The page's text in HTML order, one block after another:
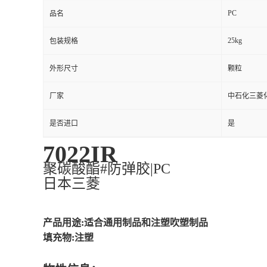
品名 PC
包装规格 25kg
外形尺寸 颗粒
厂家 中石化三菱
是否进口 是
7022IR
聚碳酸酯#防弹胶|PC
日本三菱
产品用途:适合通用制品和注塑吹塑制品
填充物:注塑